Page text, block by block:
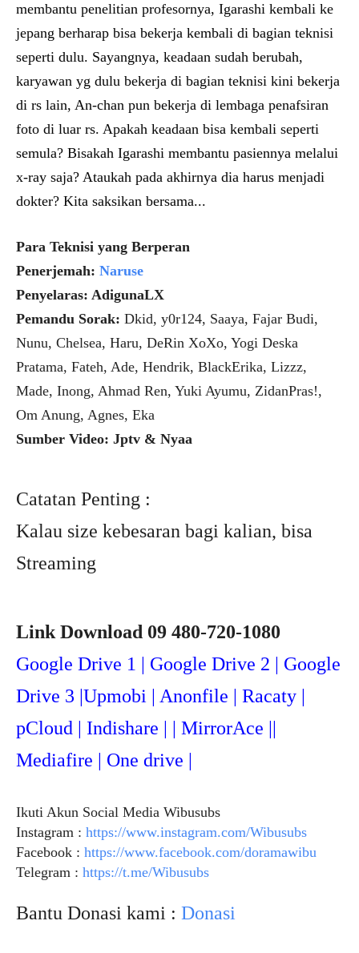
membantu penelitian profesornya, Igarashi kembali ke
jepang berharap bisa bekerja kembali di bagian teknisi
seperti dulu. Sayangnya, keadaan sudah berubah,
karyawan yg dulu bekerja di bagian teknisi kini bekerja
di rs lain, An-chan pun bekerja di lembaga penafsiran
foto di luar rs. Apakah keadaan bisa kembali seperti
semula? Bisakah Igarashi membantu pasiennya melalui
x-ray saja? Ataukah pada akhirnya dia harus menjadi
dokter? Kita saksikan bersama...
Para Teknisi yang Berperan
Penerjemah: Naruse
Penyelaras: AdigunaLX
Pemandu Sorak: Dkid, y0r124, Saaya, Fajar Budi,
Nunu, Chelsea, Haru, DeRin XoXo, Yogi Deska
Pratama, Fateh, Ade, Hendrik, BlackErika, Lizzz,
Made, Inong, Ahmad Ren, Yuki Ayumu, ZidanPras!,
Om Anung, Agnes, Eka
Sumber Video: Jptv & Nyaa
Catatan Penting :
Kalau size kebesaran bagi kalian, bisa
Streaming
Link Download 09 480-720-1080
Google Drive 1 | Google Drive 2 | Google
Drive 3 |Upmobi | Anonfile | Racaty |
pCloud | Indishare | | MirrorAce ||
Mediafire | One drive |
Ikuti Akun Social Media Wibusubs
Instagram : https://www.instagram.com/Wibusubs
Facebook : https://www.facebook.com/doramawibu
Telegram : https://t.me/Wibusubs
Bantu Donasi kami : Donasi